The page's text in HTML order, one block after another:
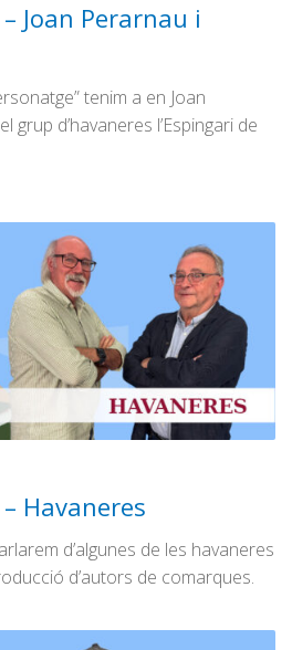
Joan Perarnau i
tenim a en Joan
grup d’havaneres l’Espingari de
Havaneres
d’algunes de les havaneres
d’autors de comarques.